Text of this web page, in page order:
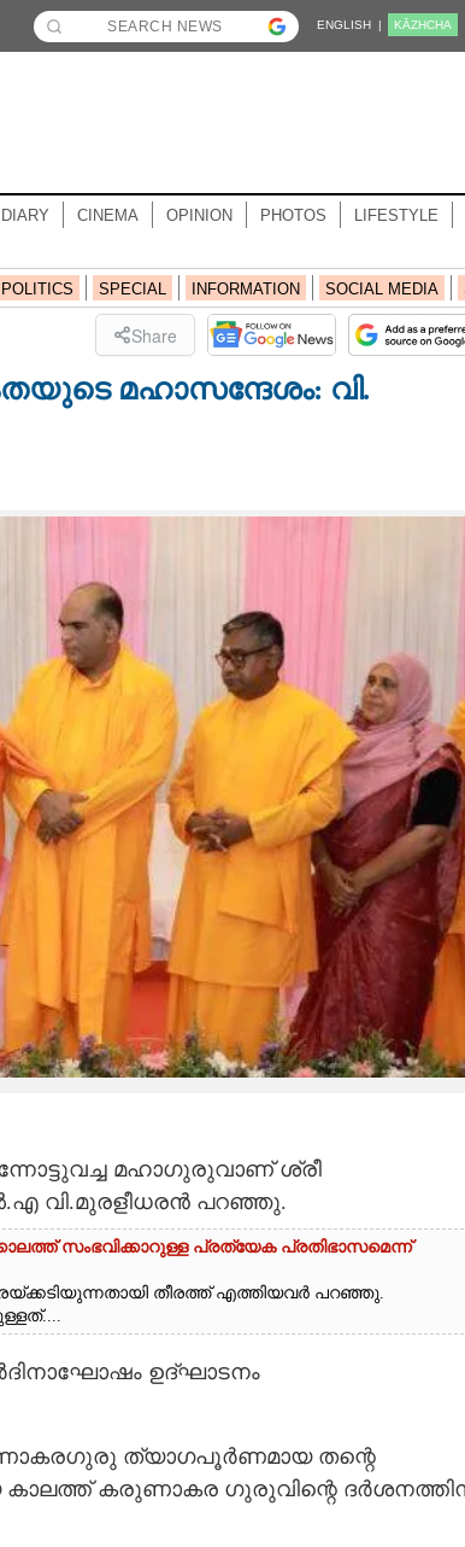
ENGLISH | KĀZHCHA
CINEMA OPINION PHOTOS LIFESTYLE
POLITICS SPECIAL INFORMATION SOCIAL MEDIA
Share
മഹാസന്ദേശം: വി.
മഹാഗുരുവാണ് ശ്രീ
വി.മുരളീധരൻ പറഞ്ഞു.
സംഭവിക്കാറുള്ള പ്രത്യേക പ്രതിഭാസമെന്ന്
തീരത്ത് എത്തിയവർ പറഞ്ഞു.
ഉദ്ഘാടനം
ത്യാഗപൂർണമായ തന്റെ
കാലത്ത് കരുണാകര ഗുരുവിന്റെ